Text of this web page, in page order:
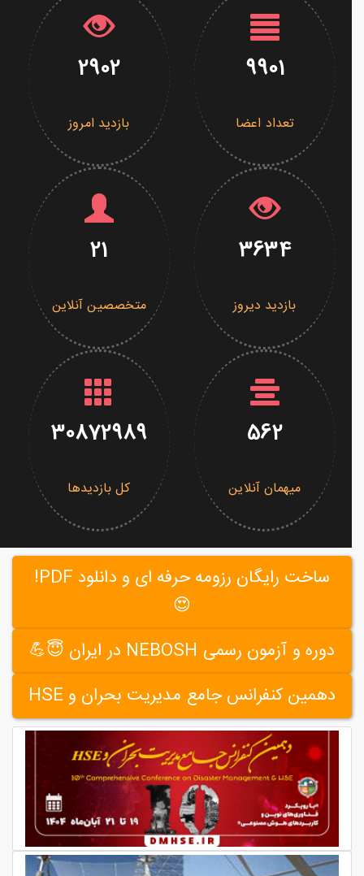
9901
تعداد اعضا
2902
بازدید امروز
3634
بازدید دیروز
21
متخصصین آنلاین
562
میهمان آنلاین
30872989
کل بازدیدها
ساخت رایگان رزومه حرفه ای و دانلود PDF!
😍
دوره و آزمون رسمی NEBOSH در ایران 😇💪
دهمین کنفرانس جامع مدیریت بحران و HSE